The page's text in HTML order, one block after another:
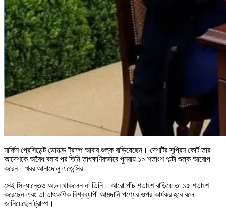
মার্কিন প্রেসিডেন্ট ডোনাল্ড ট্রাম্প আবার শুল্ক বাড়িয়েছেন। দেশটির সুপ্রিম কোর্ট তার
আদেশকে অবৈধ বলার পর তিনি তাৎক্ষণিকভাবে পুনরায় ১০ শতাংশ পাল্টা শুল্ক আরোপ
করেন। খবর আনাদোলু এজেন্সির।
সেই সিদ্ধান্তেও অটল থাকলেন না তিনি। আরো পাঁচ শতাংশ বাড়িয়ে তা ১৫ শতাংশ
করেছেন এবং তা তাৎক্ষণিক বিশ্বব্যাপী আমদানি পণ্যের ওপর কার্যকর হবে বলে
জানিয়েছেন ট্রাম্প।